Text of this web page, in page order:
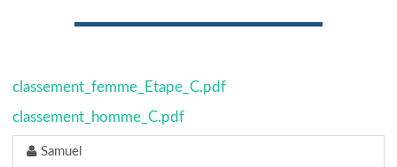
classement_femme_Etape_C.pdf
classement_homme_C.pdf
Samuel